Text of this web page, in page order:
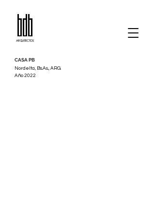
ARQUITECTOS
CASA PB
Nordelta, Bs.As., ARG.
Año 2022